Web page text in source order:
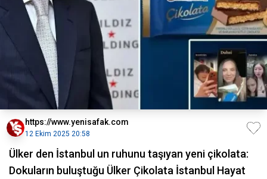
https://www.yenisafak.com
12 Ekim 2025 20:58
Ülker den İstanbul un ruhunu taşıyan yeni çikolata:
Dokuların buluştuğu Ülker Çikolata İstanbul Hayat